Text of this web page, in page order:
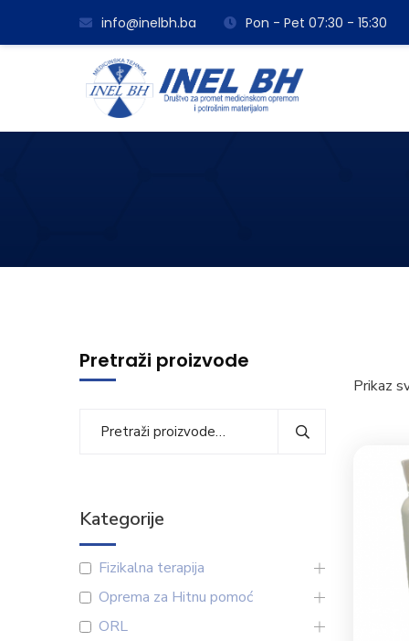
info@inelbh.ba Pon - Pet 07:30 - 15:30
Prikaz
Pretraži proizvode
Kategorije
Fizikalna terapija
Oprema za Hitnu pomoć
ORL